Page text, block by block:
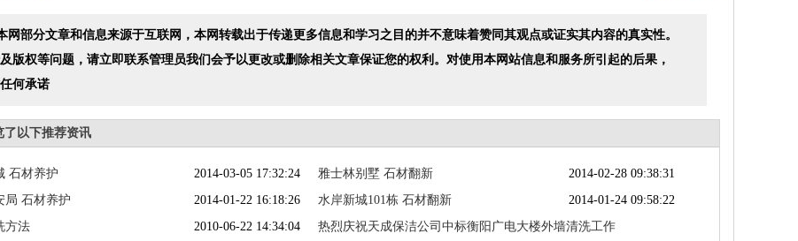
网部分文章和信息来源于互联网，本网转载出于传递更多信息和学习之目的并不意味着赞同其观点或证实其内容的真实性。
版权等问题，请立即联系管理员我们会予以更改或删除相关文章保证您的权利。对使用本网站信息和服务所引起的后果，
何承诺
了以下推荐资讯
石材养护 2014-03-05 17:32:24 雅士林别墅 石材翻新
2014-02-28 09:38:31
局 石材养护
2014-01-22 16:18:26 水岸新城101栋 石材翻新
2014-01-24 09:58:22
方法
2010-06-22 14:34:04 热烈庆祝天成保洁公司中标衡阳广电大楼外墙清洗工作